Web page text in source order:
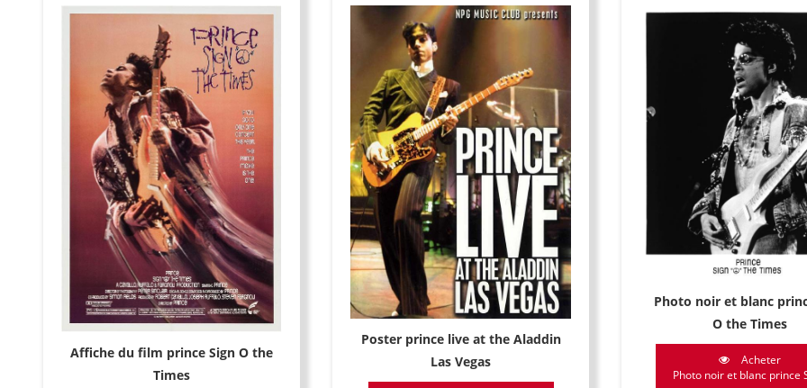
Affiche du film prince Sign O the
Times
Poster prince live at the Aladdin
Las Vegas
Photo noir et blanc
O the Times
Acheter
Photo noir et blanc prince